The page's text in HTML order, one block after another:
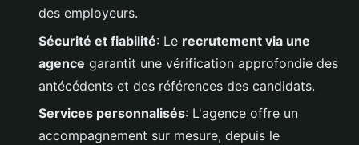
des employeurs.
Sécurité et fiabilité: Le recrutement via une
agence garantit une vérification approfondie des
antécédents et des références des candidats.
Services personnalisés: L'agence offre un
accompagnement sur mesure, depuis le